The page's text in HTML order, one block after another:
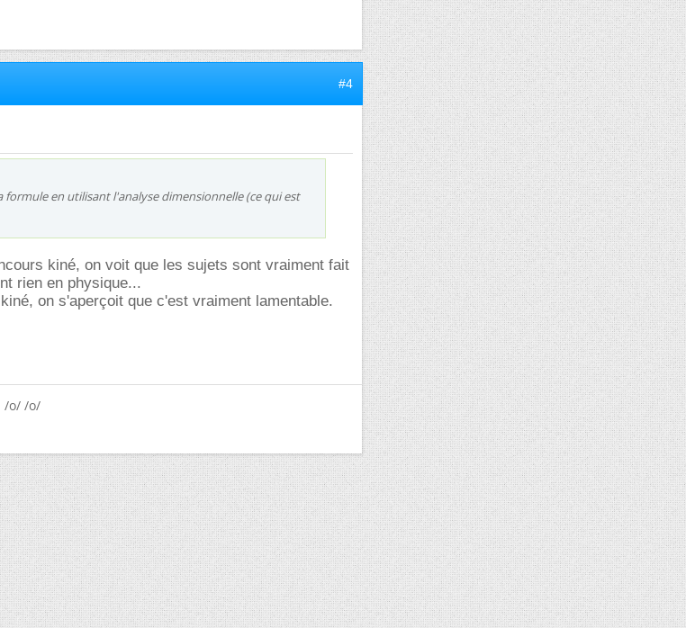
#4
en utilisant l'analyse dimensionnelle (ce qui est
kiné, on voit que les sujets sont vraiment fait
rien en physique...
on s'aperçoit que c'est vraiment lamentable.
/o/ /o/